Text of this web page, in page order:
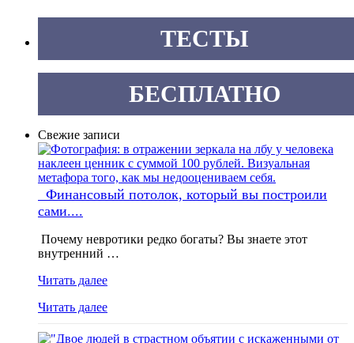
ТЕСТЫ
БЕСПЛАТНО
Свежие записи
Финансовый потолок, который вы построили
сами....
Почему невротики редко богаты? Вы знаете этот
внутренний …
Читать далее
Читать далее